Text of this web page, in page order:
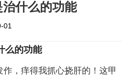
什么的功能
01
么的功能
，痒得我抓心挠肝的！这甲